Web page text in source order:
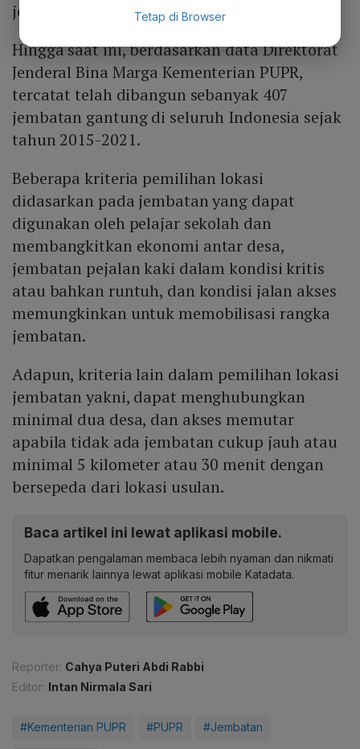
jembatan.
Hingga saat ini, berdasarkan data Direktorat
Jenderal Bina Marga Kementerian PUPR,
tercatat telah dibangun sebanyak 407
jembatan gantung di seluruh Indonesia sejak
tahun 2015-2021.
Beberapa kriteria pemilihan lokasi
didasarkan pada jembatan yang dapat
digunakan oleh pelajar sekolah dan
membangkitkan ekonomi antar desa,
jembatan pejalan kaki dalam kondisi kritis
atau bahkan runtuh, dan kondisi jalan akses
memungkinkan untuk memobilisasi rangka
jembatan.
Adapun, kriteria lain dalam pemilihan lokasi
jembatan yakni, dapat menghubungkan
minimal dua desa, dan akses memutar
apabila tidak ada jembatan cukup jauh atau
minimal 5 kilometer atau 30 menit dengan
bersepeda dari lokasi usulan.
Baca artikel ini lewat aplikasi mobile.
Dapatkan pengalaman membaca lebih nyaman dan nikmati
fitur menarik lainnya lewat aplikasi mobile Katadata.
Reporter: Cahya Puteri Abdi Rabbi
Editor: Intan Nirmala Sari
#Kementerian PUPR #PUPR #Jembatan
Tetap di Browser